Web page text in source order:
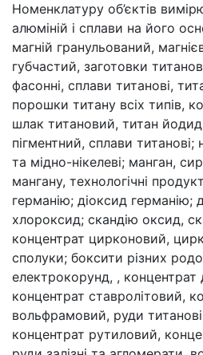
Номенклатуру об’єктів
алюміній і сплави на його
магній гранульований,
губчастий, заготовки
фасонні, сплави титанові,
порошки титану всіх типів,
шлак титановий, титан
пігментний, сплави титанові;
та мідно-нікелеві; манган,
мангану, технологічні
германію; діоксид германію;
хлороксид; скандію оксид,
концентрат цирконовий,
сполуки; боксити різних
електрокорунд, , концентрат
концентрат ставролітовий,
вольфрамовий, руди
концентрат рутиловий,